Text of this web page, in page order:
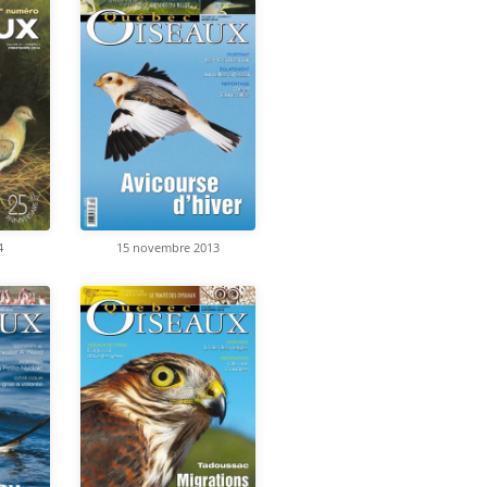
15 novembre 2013